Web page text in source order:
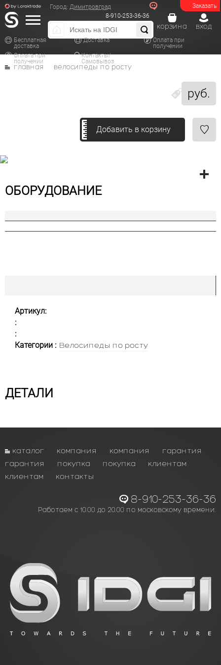
Заказать
Город: Димитровград
8-910-253-36-36
Бесплатная
доставка
Доставка
Оплата при
получении
Оплата при
получении
Контакты/
Самовывоз
вход
корзина
руб.
главная велосипеды по росту
Добавить в корзину
ОБОРУДОВАНИЕ
Артикул:
:
:
Категории : Велосипеды по росту
ДЕТАЛИ
каталог компания компания
гарантия
гарантия
покупка покупка
клиентам
клиентам
контакты
8-910-253-36-36
Работаем с 10.00 до 20.00 по московскому времени.